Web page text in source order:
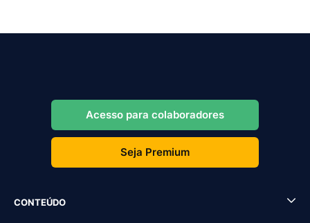
Acesso para colaboradores
Seja Premium
CONTEÚDO